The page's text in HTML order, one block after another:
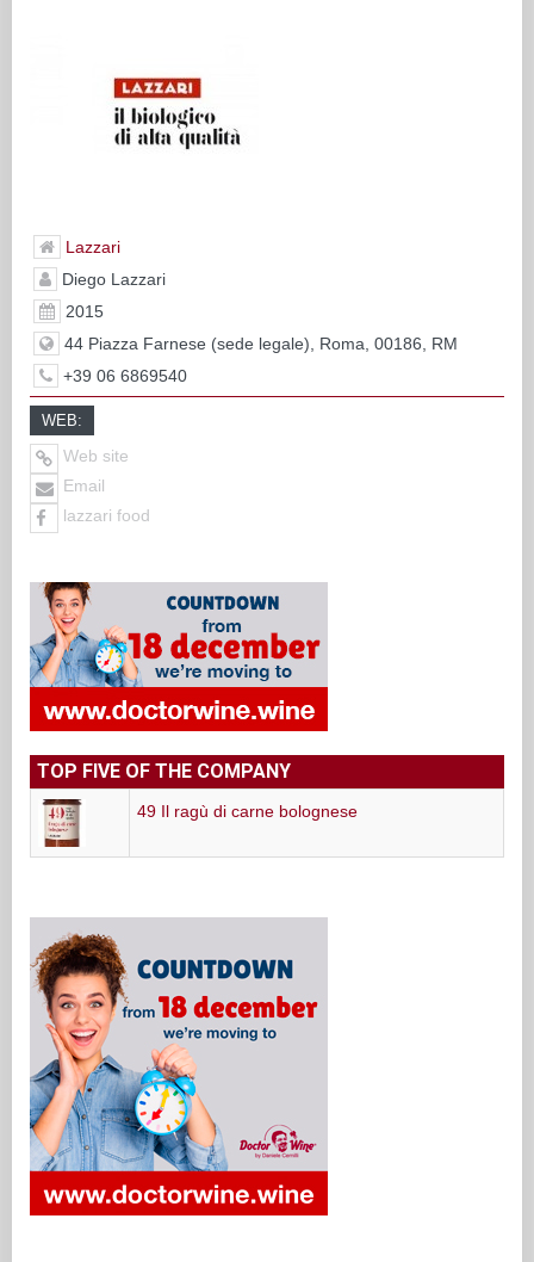
Lazzari
Diego Lazzari
2015
44 Piazza Farnese (sede legale), Roma, 00186, RM
+39 06 6869540
WEB:
Web site
Email
lazzari food
TOP FIVE OF THE COMPANY
49 Il ragù di carne bolognese